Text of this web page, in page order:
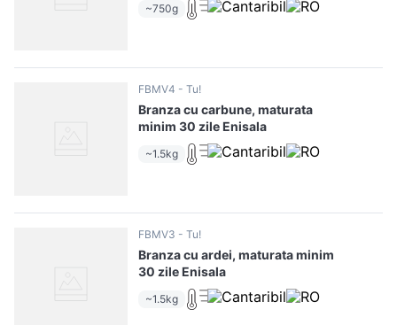
~750g
FBMV4 Tu!
Branza cu carbune, maturata
minim 30 zile Enisala
~1.5kg
FBMV3 Tu!
Branza cu ardei, maturata minim
30 zile Enisala
~1.5kg